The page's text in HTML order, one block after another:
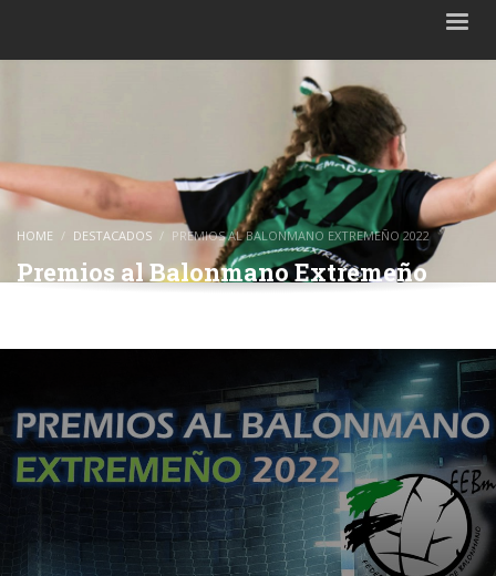
HOME DESTACADOS PREMIOS AL BALONMANO EXTREMEÑO 2022
Premios al Balonmano Extremeño